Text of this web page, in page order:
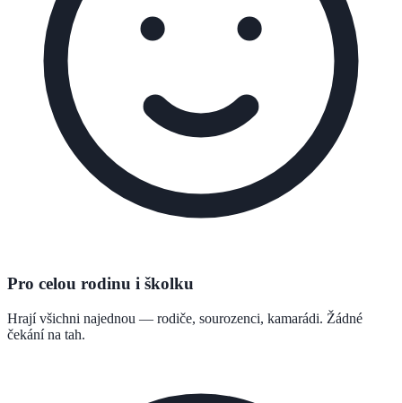
Pro celou rodinu i školku
Hrají všichni najednou — rodiče, sourozenci, kamarádi. Žádné
čekání na tah.